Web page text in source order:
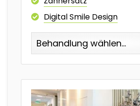
Digital Smile Design
Behandlung wählen...